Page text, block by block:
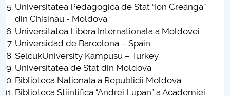
Universitatea Pedagogica de Stat “Ion Creanga”
din Chisinau - Moldova
Universitatea Libera Internationala a Moldovei
Universidad de Barcelona – Spain
SelcukUniversity Kampusu – Turkey
Universitatea de Stat din Moldova
Biblioteca Nationala a Republicii Moldova
Biblioteca Stiintifica “Andrei Lupan” a Academiei